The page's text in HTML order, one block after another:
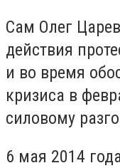
Сам Олег
действия
и во время
кризиса в
силовому
6 мая 2014